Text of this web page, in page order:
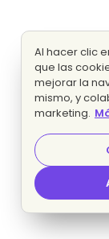
Al hacer clic
que las
mejorar la
mismo, y
marketing.